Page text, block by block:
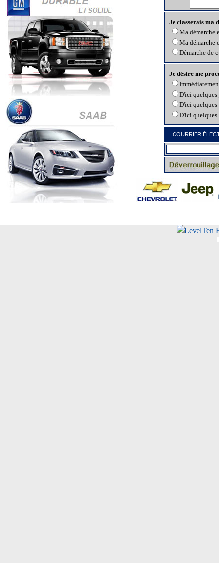
Je classerais ma
Ma démarche
Ma démarche
Démarche de
Je désire me
D'ici quelques
D'ici quelques
D'ici quelques
COURRIER